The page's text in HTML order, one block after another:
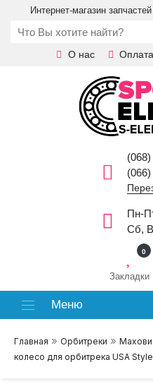
Интернет-магазин
О нас
Пн-
Сб,
Закладки
0
Меню
Главная » Орбитреки »
колесо для орбитрека USA